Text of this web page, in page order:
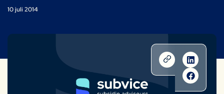
10 juli 2014